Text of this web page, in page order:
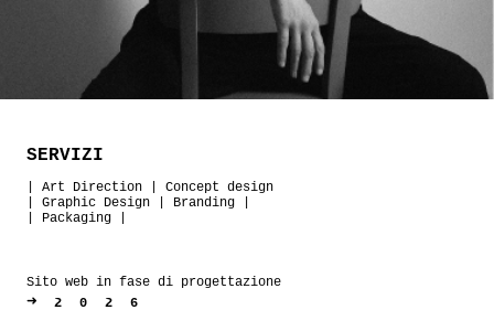
SERVIZI
Art Direction
Concept design
Graphic Design Branding
Packaging
Sito web in fase di progettazione
➜ 2026